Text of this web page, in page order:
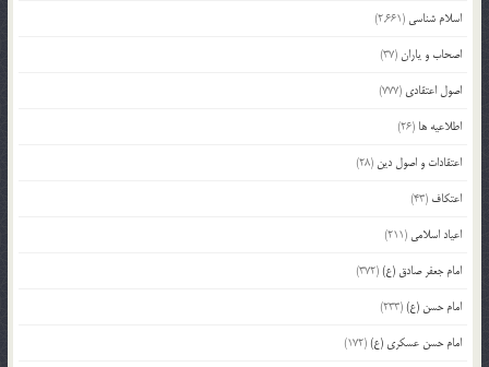
اسلام شناسی (2,661)
اصحاب و یاران(37)
اصول اعتقادی (777)
اطلاعیه ها (26)
اعتقادات و اصول دین (28)
اعتکاف (43)
اعیاد اسلامی (211)
امام جعفر صادق (ع)(372)
امام حسن (ع)(233)
امام حسن عسکری (ع)(172)